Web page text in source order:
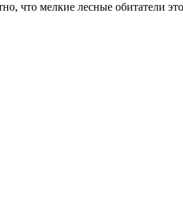
что мелкие лесные обитатели